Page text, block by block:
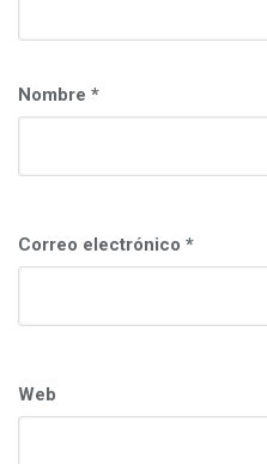
Nombre *
Correo electrónico *
Web